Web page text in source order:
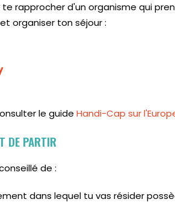
rapprocher d'un organisme qui
organiser ton séjour :
le guide Handi-Cap sur
DE PARTIR
de :
dans lequel tu vas résider